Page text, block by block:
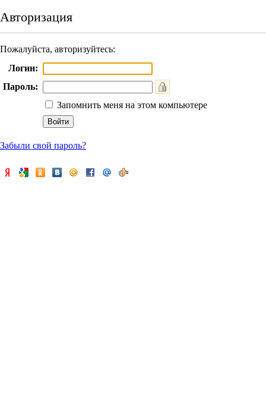
Авторизация
Пожалуйста, авторизуйтесь:
Логин:
Пароль:
Запомнить меня на этом компьютере
Забыли свой пароль?